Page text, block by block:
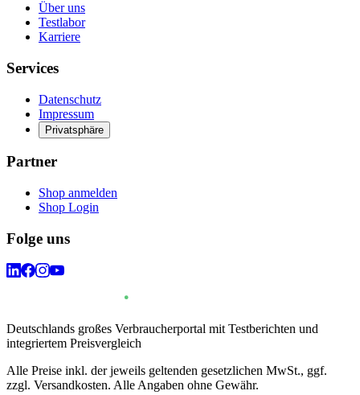
Über uns
Testlabor
Karriere
Services
Datenschutz
Impressum
Privatsphäre
Partner
Shop anmelden
Shop Login
Folge uns
Deutschlands großes Verbraucherportal mit Testberichten und
integriertem Preisvergleich
Alle Preise inkl. der jeweils geltenden gesetzlichen MwSt., ggf.
zzgl. Versandkosten. Alle Angaben ohne Gewähr.